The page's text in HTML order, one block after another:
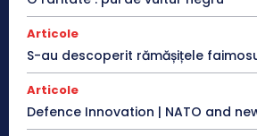
Articole
S-au descoperit rămășițele
Articole
Defence Innovation | NATO and